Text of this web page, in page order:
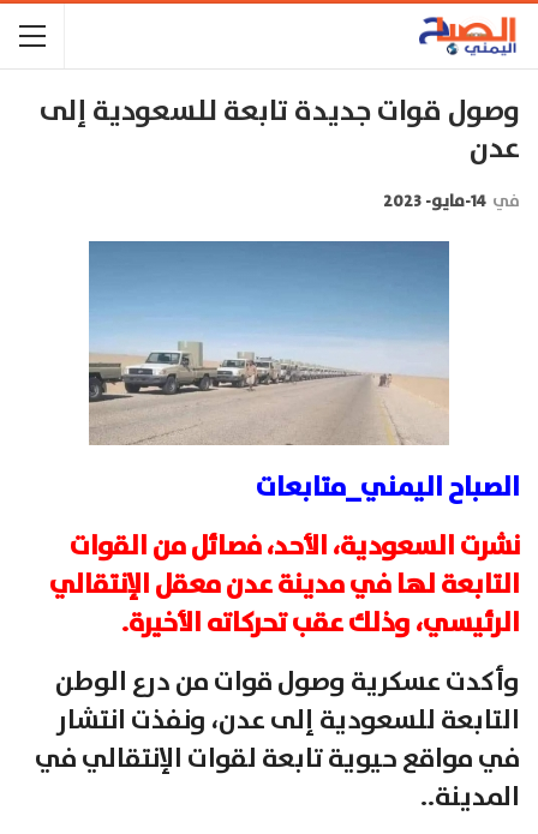
وصول قوات جديدة تابعة للسعودية إلى
عدن
في 14-مايو- 2023
الصباح اليمني_متابعات
نشرت السعودية، الأحد، فصائل من القوات
التابعة لها في مدينة عدن معقل الإنتقالي
الرئيسي، وذلك عقب تحركاته الأخيرة.
وأكدت عسكرية وصول قوات من درع الوطن
التابعة للسعودية إلى عدن، ونفذت انتشار
في مواقع حيوية تابعة لقوات الإنتقالي في
المدينة..